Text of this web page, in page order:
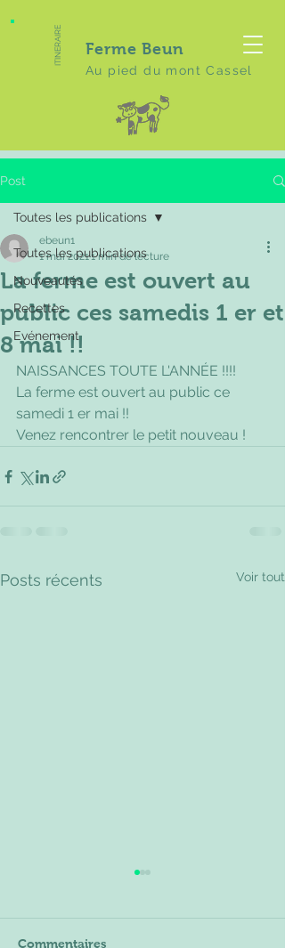
ITINERAIRE Ferme Beun
Au pied du mont Cassel
Post
Toutes les publications
Nouveautés
Recettes
Evénement
Toutes les publications
La ferme est ouvert au
public ces samedis 1 er et
8 mai !!
ebeun1
1 mai 20211 min de lecture
NAISSANCES TOUTE L'ANNÉE !!!!
La ferme est ouvert au public ce
samedi 1 er mai !!
Venez rencontrer le petit nouveau !
Posts récents Voir tout
Commentaires